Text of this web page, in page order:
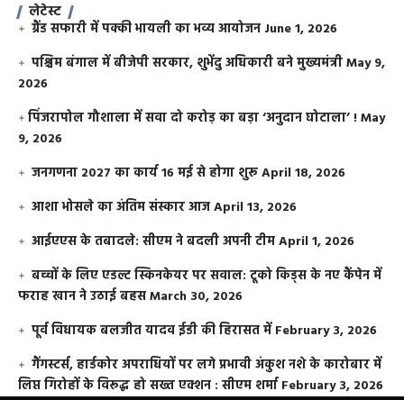
लेटेस्ट
ग्रैंड सफारी में पक्की भायली का भव्य आयोजन June 1, 2026
पश्चिम बंगाल में बीजेपी सरकार, शुभेंदु अधिकारी बने मुख्यमंत्रीMay 9,
2026
​पिंजरापोल गौशाला में सवा दो करोड़ का बड़ा ‘अनुदान घोटाला’ !May
9, 2026
जनगणना 2027 का कार्य 16 मई से होगा शुरूApril 18, 2026
आशा भोसले का अंतिम संस्कार आजApril 13, 2026
आईएएस के तबादले: सीएम ने बदली अपनी टीमApril 1, 2026
बच्चों के लिए एडल्ट स्किनकेयर पर सवाल: टूको किड्स के नए कैंपेन में
फराह खान ने उठाई बहसMarch 30, 2026
पूर्व विधायक बलजीत यादव ईडी की हिरासत में February 3, 2026
गैंगस्टर्स, हार्डकोर अपराधियों पर लगे प्रभावी अंकुश नशे के कारोबार में
लिप्त गिरोहों के विरूद्ध हो सख्त एक्शन : सीएम शर्मा February 3, 2026